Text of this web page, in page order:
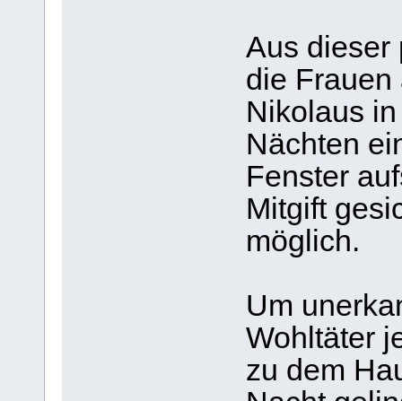
Aus dieser
die Frauen
Nikolaus
Nächten
Fenster
Mitgift
möglich.
Um
Wohltäter
zu dem